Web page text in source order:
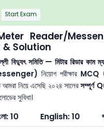
Start Exam
Reader/
& Solution
বিদ্যুৎ সমিতি — মিটার রিডার
নিয়োগ পরীক্ষার MCQ
নিয়ে এসেছি ২০২৪ সালেরসম্পূর্ণ
সুবিধা।
10 English: 10